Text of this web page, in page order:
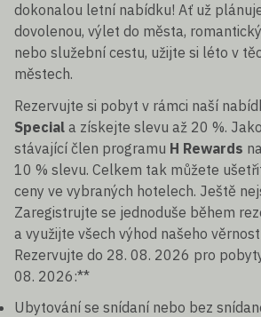
dokonalou letní nabídku! Ať už
dovolenou, výlet do města,
nebo služební cestu, užijte si léto v
městech.
Rezervujte si pobyt v rámci naší
Special a získejte slevu až 20 %.
stávající člen programu H Rewards
10 % slevu. Celkem tak můžete
ceny ve vybraných hotelech. Ještě
Zaregistrujte se jednoduše během
a využijte všech výhod našeho
Rezervujte do 28. 08. 2026 pro
08. 2026:**
Ubytování se snídaní nebo bez